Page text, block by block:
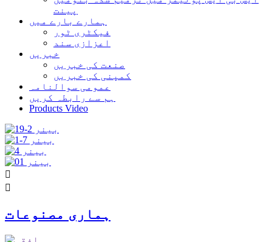
پینت
ہمارے بارے میں
فیکٹری ٹور
اعزازی سند
خبریں
صنعت کی خبریں
کمپنی کی خبریں
عمومی سوالنامہ
ہم سے رابطہ کریں
Products Video


ہماری مصنوعات